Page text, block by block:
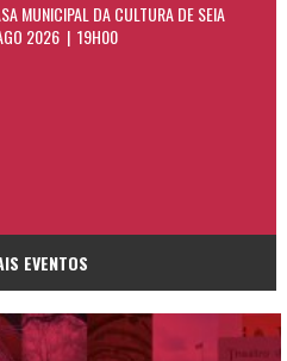
MUNICIPAL DA CULTURA DE SEIA
2026 | 19H00
EVENTOS